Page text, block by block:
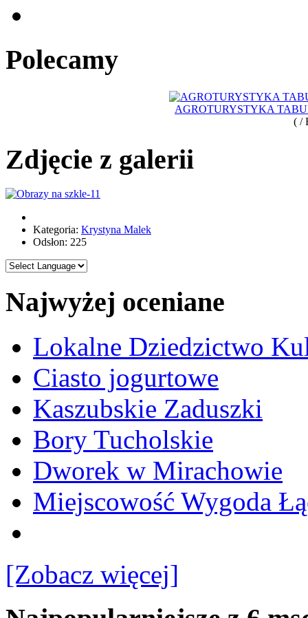
Polecamy
AGROTURYSTYKA
( /
Zdjęcie z galerii
Kategoria: Krystyna Malek
Odsłon: 225
Najwyżej oceniane
Lokalne Dziedzictwo
Ciasto jogurtowe
Kaszubskie Zaduszki
Bory Tucholskie
Dworek w Mirachowie
Miejscowość Wygoda
[Zobacz więcej]